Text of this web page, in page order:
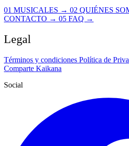
01 MUSICALES → 02 QUIÉNES
CONTACTO → 05 FAQ →
Legal
Términos y condiciones Política de
Comparte Kaikana
Social